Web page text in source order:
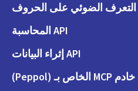
API المحاسبة
API إثراء البيانات
خادم MCP الخاص بـ (Peppol)